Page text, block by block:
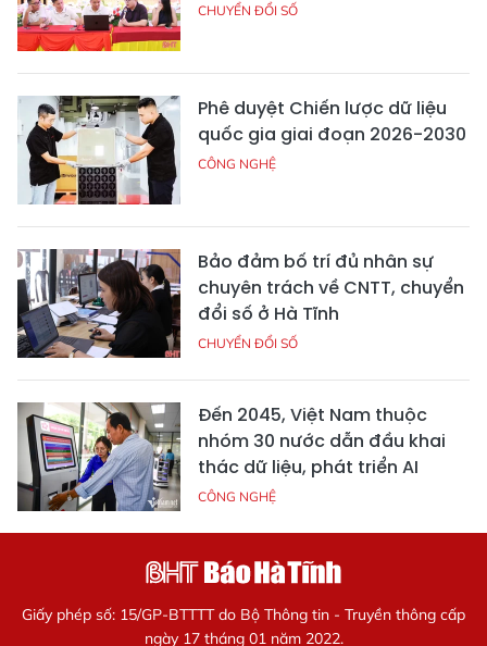
CHUYỂN ĐỔI SỐ
Phê duyệt Chiến lược dữ liệu
quốc gia giai đoạn 2026-2030
CÔNG NGHỆ
Bảo đảm bố trí đủ nhân sự
chuyên trách về CNTT, chuyển
đổi số ở Hà Tĩnh
CHUYỂN ĐỔI SỐ
Đến 2045, Việt Nam thuộc
nhóm 30 nước dẫn đầu khai
thác dữ liệu, phát triển AI
CÔNG NGHỆ
Giấy phép số: 15/GP-BTTTT do Bộ Thông tin - Truyền thông cấp
ngày 17 tháng 01 năm 2022.